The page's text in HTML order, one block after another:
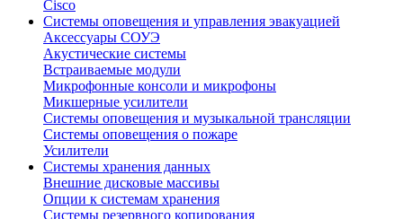
Cisco
Системы оповещения и управления эвакуацией
Аксессуары СОУЭ
Акустические системы
Встраиваемые модули
Микрофонные консоли и микрофоны
Микшерные усилители
Системы оповещения и музыкальной трансляции
Системы оповещения о пожаре
Усилители
Системы хранения данных
Внешние дисковые массивы
Опции к системам хранения
Системы резервного копирования